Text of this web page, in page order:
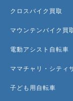
クロスバイク買取
マウンテンバイク買
電動アシスト自転車
ママチャリ・シティ
子ども用自転車